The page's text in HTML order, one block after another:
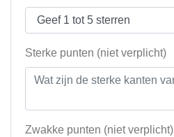
Sterke punten (niet verplicht)
Zwakke punten (niet verplicht)